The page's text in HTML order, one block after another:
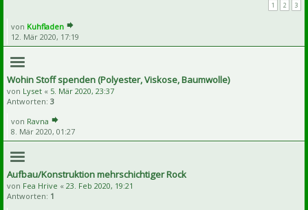
1 2 3
von Kuhfladen
12. Mär 2020, 17:19
Wohin Stoff spenden (Polyester, Viskose, Baumwolle)
von Lyset « 5. Mär 2020, 23:37
Antworten: 3
von Ravna
8. Mär 2020, 01:27
Aufbau/Konstruktion mehrschichtiger Rock
von Fea Hrive « 23. Feb 2020, 19:21
Antworten: 1